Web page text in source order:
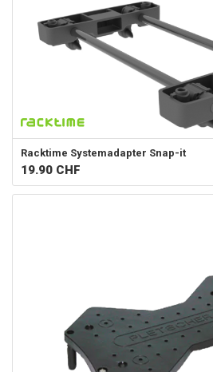
Racktime Systemadapter Snap-it
19.90 CHF